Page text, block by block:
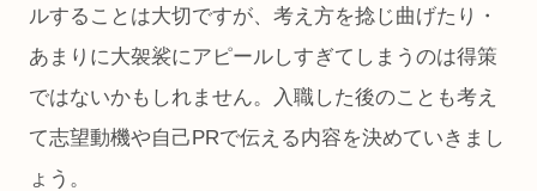
ルすることは大切ですが、考え方を捻じ曲げたり・
あまりに大袈裟にアピールしすぎてしまうのは得策
ではないかもしれません。入職した後のことも考え
て志望動機や自己PRで伝える内容を決めていきまし
ょう。